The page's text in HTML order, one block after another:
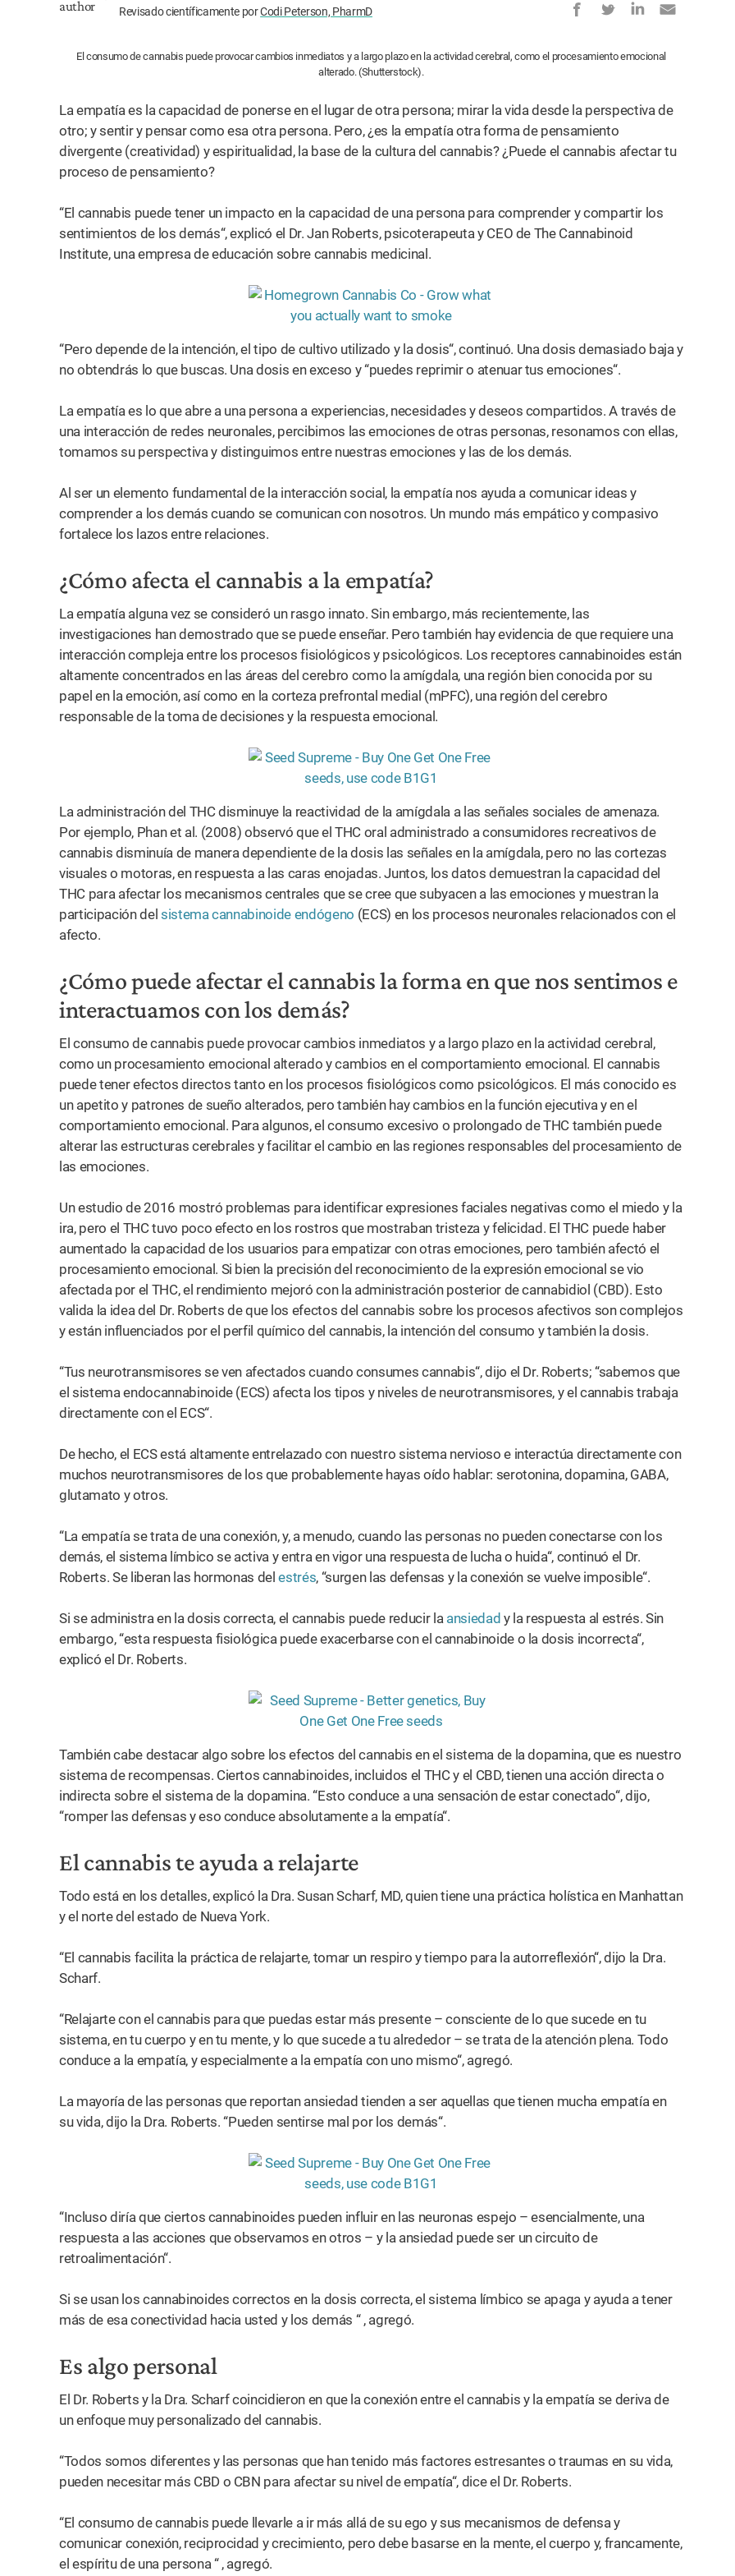
Revisado científicamente porCodi Peterson, PharmD
El consumo de cannabis puede provocar cambios inmediatos y a largo plazo en la actividad cerebral, como el procesamiento emocional
alterado. (Shutterstock).
La empatía es la capacidad de ponerse en el lugar de otra persona; mirar la vida desde la perspectiva de
otro; y sentir y pensar como esa otra persona. Pero, ¿es la empatía otra forma de pensamiento
divergente (creatividad) y espiritualidad, la base de la cultura del cannabis? ¿Puede el cannabis afectar tu
proceso de pensamiento?
“El cannabis puede tener un impacto en la capacidad de una persona para comprender y compartir los
sentimientos de los demás“, explicó el Dr. Jan Roberts, psicoterapeuta y CEO de The Cannabinoid
Institute, una empresa de educación sobre cannabis medicinal.
“Pero depende de la intención, el tipo de cultivo utilizado y la dosis“, continuó. Una dosis demasiado baja y
no obtendrás lo que buscas. Una dosis en exceso y “puedes reprimir o atenuar tus emociones“.
La empatía es lo que abre a una persona a experiencias, necesidades y deseos compartidos. A través de
una interacción de redes neuronales, percibimos las emociones de otras personas, resonamos con ellas,
tomamos su perspectiva y distinguimos entre nuestras emociones y las de los demás.
Al ser un elemento fundamental de la interacción social, la empatía nos ayuda a comunicar ideas y
comprender a los demás cuando se comunican con nosotros. Un mundo más empático y compasivo
fortalece los lazos entre relaciones.
¿Cómo afecta el cannabis a la empatía?
La empatía alguna vez se consideró un rasgo innato. Sin embargo, más recientemente, las
investigaciones han demostrado que se puede enseñar. Pero también hay evidencia de que requiere una
interacción compleja entre los procesos fisiológicos y psicológicos. Los receptores cannabinoides están
altamente concentrados en las áreas del cerebro como la amígdala, una región bien conocida por su
papel en la emoción, así como en la corteza prefrontal medial (mPFC), una región del cerebro
responsable de la toma de decisiones y la respuesta emocional.
La administración del THC disminuye la reactividad de la amígdala a las señales sociales de amenaza.
Por ejemplo, Phan et al. (2008) observó que el THC oral administrado a consumidores recreativos de
cannabis disminuía de manera dependiente de la dosis las señales en la amígdala, pero no las cortezas
visuales o motoras, en respuesta a las caras enojadas. Juntos, los datos demuestran la capacidad del
THC para afectar los mecanismos centrales que se cree que subyacen a las emociones y muestran la
participación del sistema cannabinoide endógeno (ECS) en los procesos neuronales relacionados con el
afecto.
¿Cómo puede afectar el cannabis la forma en que nos sentimos e
interactuamos con los demás?
El consumo de cannabis puede provocar cambios inmediatos y a largo plazo en la actividad cerebral,
como un procesamiento emocional alterado y cambios en el comportamiento emocional. El cannabis
puede tener efectos directos tanto en los procesos fisiológicos como psicológicos. El más conocido es
un apetito y patrones de sueño alterados, pero también hay cambios en la función ejecutiva y en el
comportamiento emocional. Para algunos, el consumo excesivo o prolongado de THC también puede
alterar las estructuras cerebrales y facilitar el cambio en las regiones responsables del procesamiento de
las emociones.
Un estudio de 2016 mostró problemas para identificar expresiones faciales negativas como el miedo y la
ira, pero el THC tuvo poco efecto en los rostros que mostraban tristeza y felicidad. El THC puede haber
aumentado la capacidad de los usuarios para empatizar con otras emociones, pero también afectó el
procesamiento emocional. Si bien la precisión del reconocimiento de la expresión emocional se vio
afectada por el THC, el rendimiento mejoró con la administración posterior de cannabidiol (CBD). Esto
valida la idea del Dr. Roberts de que los efectos del cannabis sobre los procesos afectivos son complejos
y están influenciados por el perfil químico del cannabis, la intención del consumo y también la dosis.
“Tus neurotransmisores se ven afectados cuando consumes cannabis“, dijo el Dr. Roberts; “sabemos que
el sistema endocannabinoide (ECS) afecta los tipos y niveles de neurotransmisores, y el cannabis trabaja
directamente con el ECS“.
De hecho, el ECS está altamente entrelazado con nuestro sistema nervioso e interactúa directamente con
muchos neurotransmisores de los que probablemente hayas oído hablar: serotonina, dopamina, GABA,
glutamato y otros.
“La empatía se trata de una conexión, y, a menudo, cuando las personas no pueden conectarse con los
demás, el sistema límbico se activa y entra en vigor una respuesta de lucha o huida“, continuó el Dr.
Roberts. Se liberan las hormonas delestrés, “surgen las defensas y la conexión se vuelve imposible“.
Si se administra en la dosis correcta, el cannabis puede reducir la ansiedad y la respuesta al estrés. Sin
embargo, “esta respuesta fisiológica puede exacerbarse con el cannabinoide o la dosis incorrecta“,
explicó el Dr. Roberts.
También cabe destacar algo sobre los efectos del cannabis en el sistema de la dopamina, que es nuestro
sistema de recompensas. Ciertos cannabinoides, incluidos el THC y el CBD, tienen una acción directa o
indirecta sobre el sistema de la dopamina. “Esto conduce a una sensación de estar conectado“, dijo,
“romper las defensas y eso conduce absolutamente a la empatía“.
El cannabis te ayuda a relajarte
Todo está en los detalles, explicó la Dra. Susan Scharf, MD, quien tiene una práctica holística en Manhattan
y el norte del estado de Nueva York.
“El cannabis facilita la práctica de relajarte, tomar un respiro y tiempo para la autorreflexión“, dijo la Dra.
Scharf.
“Relajarte con el cannabis para que puedas estar más presente – consciente de lo que sucede en tu
sistema, en tu cuerpo y en tu mente, y lo que sucede a tu alrededor – se trata de la atención plena. Todo
conduce a la empatía, y especialmente a la empatía con uno mismo“, agregó.
La mayoría de las personas que reportan ansiedad tienden a ser aquellas que tienen mucha empatía en
su vida, dijo la Dra. Roberts. “Pueden sentirse mal por los demás“.
“Incluso diría que ciertos cannabinoides pueden influir en las neuronas espejo – esencialmente, una
respuesta a las acciones que observamos en otros – y la ansiedad puede ser un circuito de
retroalimentación“.
Si se usan los cannabinoides correctos en la dosis correcta, el sistema límbico se apaga y ayuda a tener
más de esa conectividad hacia usted y los demás “ , agregó.
Es algo personal
El Dr. Roberts y la Dra. Scharf coincidieron en que la conexión entre el cannabis y la empatía se deriva de
un enfoque muy personalizado del cannabis.
“Todos somos diferentes y las personas que han tenido más factores estresantes o traumas en su vida,
pueden necesitar más CBD o CBN para afectar su nivel de empatía“, dice el Dr. Roberts.
“El consumo de cannabis puede llevarle a ir más allá de su ego y sus mecanismos de defensa y
comunicar conexión, reciprocidad y crecimiento, pero debe basarse en la mente, el cuerpo y, francamente,
el espíritu de una persona “ , agregó.